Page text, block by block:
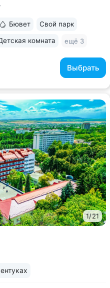
Грязелечебницы им.
Выбрать
Бювет Свой парк
комната ещё 3
1/21